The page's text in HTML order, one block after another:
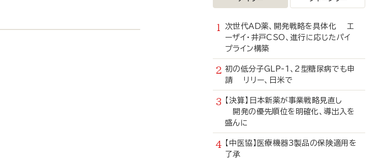
次世代AD薬、開発戦略を具体化 エ
ーザイ・井戸CSO、進行に応じたパイ
プライン構築
初の低分子GLP-1、2型糖尿病でも申
請 リリー、日米で
【決算】日本新薬が事業戦略見直し
開発の優先順位を明確化、導出入を
盛んに
【中医協】医療機器3製品の保険適用を
了承